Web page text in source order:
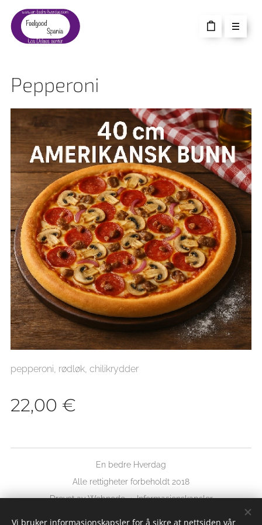
Pepperoni
pepperoni, rødløk, chilikrydder
22,00 €
En bedre Hverdag
Alle rettigheter forbeholdt 2018
Drevet avWebnode Informasjonskapsler
Språk
Vi bruker informasjonskapsler for å sikre at nettsiden vår